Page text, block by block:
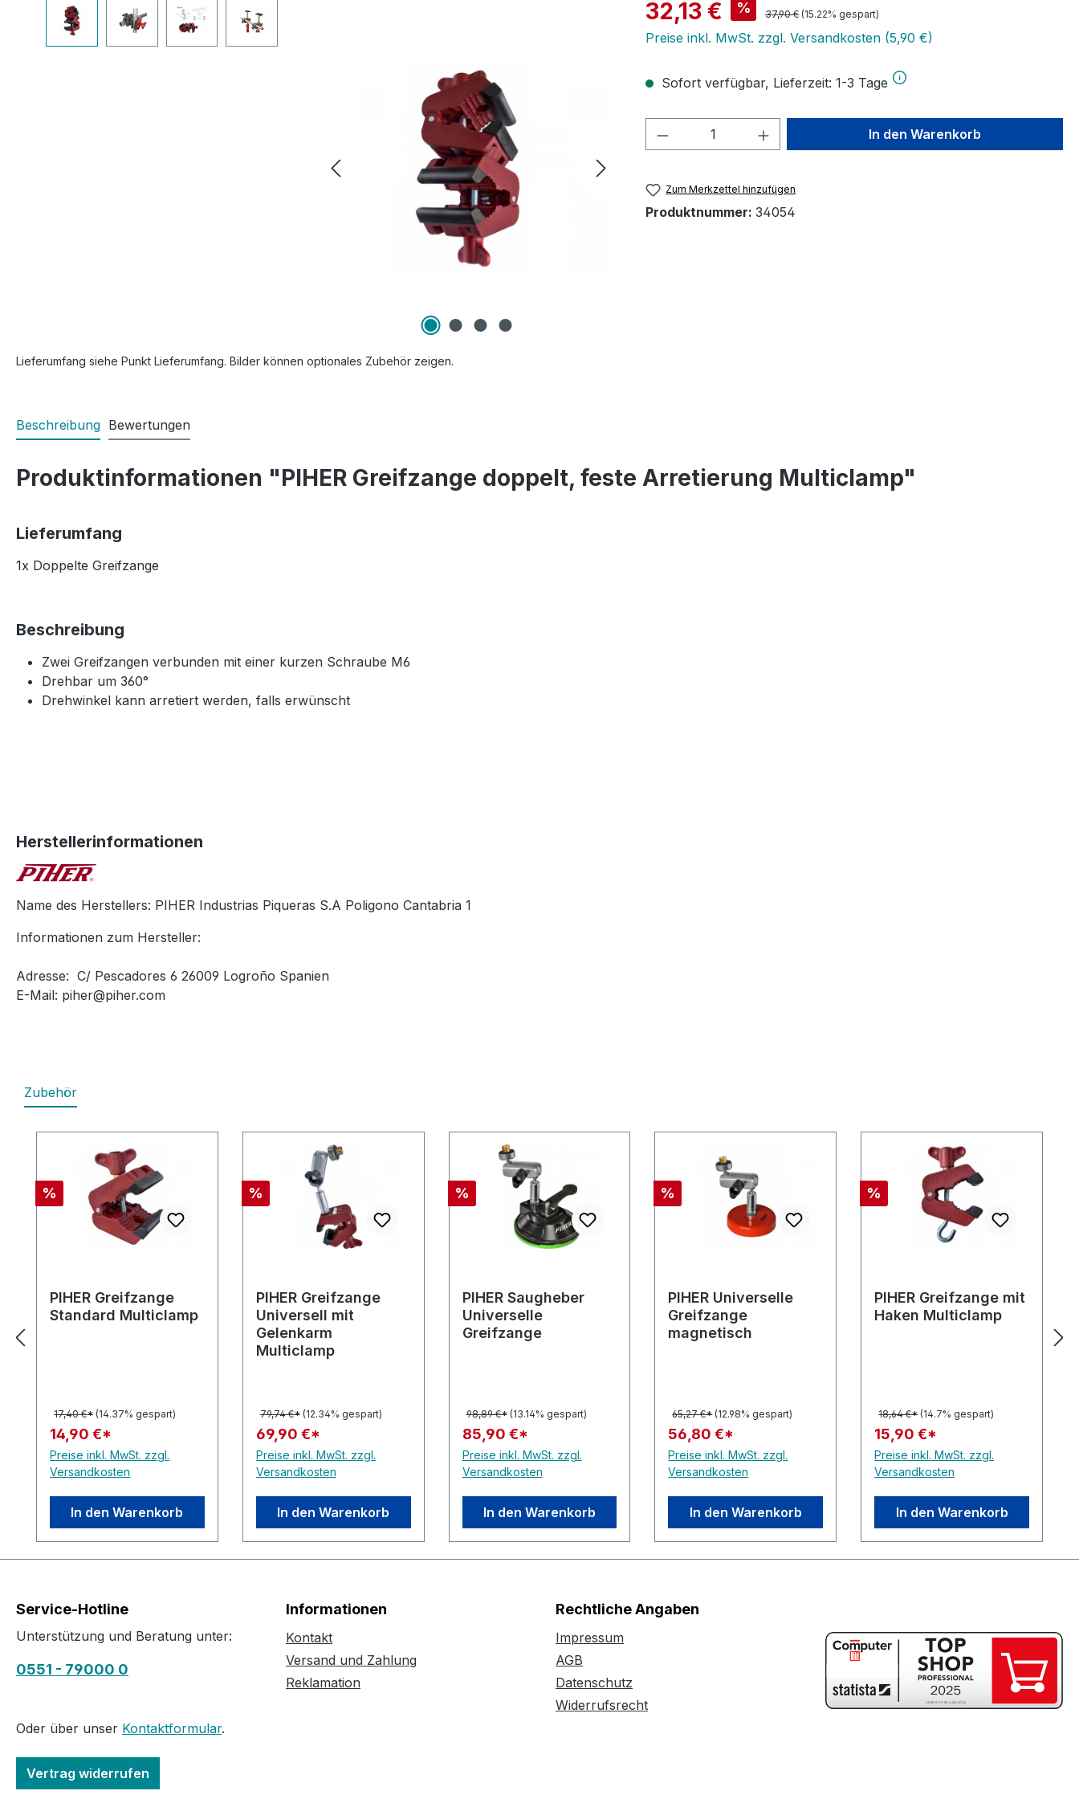
Lieferumfang siehe Punkt Lieferumfang. Bilder können optionales Zubehör zeigen.
Verkaufspreis:
32,13 € % Regulärer Preis:
37,90 € (15.22% gespart)
Preise inkl. MwSt. zzgl. Versandkosten (5,90 €)
Sofort verfügbar, Lieferzeit: 1-3 Tage
Produkt Anzahl: Gib den gewünschten Wert
In den Warenkorb
Zum Merkzettel hinzufügen
Produktnummer: 34054
Beschreibung Bewertungen
Produktinformationen "PIHER Greifzange doppelt, feste Arretierung Multiclamp"
Lieferumfang
1x Doppelte Greifzange
Beschreibung
Zwei Greifzangen verbunden mit einer kurzen Schraube M6
Drehbar um 360°
Drehwinkel kann arretiert werden, falls erwünscht
Herstellerinformationen
Name des Herstellers: PIHER Industrias Piqueras S.A Poligono Cantabria 1
Informationen zum Hersteller:
Adresse: C/ Pescadores 6 26009 Logroño Spanien
E-Mail: piher@piher.com
Zubehör
Rabatt
%
PIHER Greifzange
Standard Multiclamp
17,40 €* (14.37% gespart)
14,90 €*
Preise inkl. MwSt. zzgl.
Versandkosten
In den Warenkorb
Rabatt
%
PIHER Greifzange
Universell mit
Gelenkarm
Multiclamp
79,74 €* (12.34% gespart)
69,90 €*
Preise inkl. MwSt. zzgl.
Versandkosten
In den Warenkorb
Rabatt
%
PIHER Saugheber
Universelle
Greifzange
98,89 €* (13.14% gespart)
85,90 €*
Preise inkl. MwSt. zzgl.
Versandkosten
In den Warenkorb
Rabatt
%
PIHER Universelle
Greifzange
magnetisch
65,27 €* (12.98% gespart)
56,80 €*
Preise inkl. MwSt. zzgl.
Versandkosten
In den Warenkorb
Rabatt
%
PIHER Greifzange mit
Haken Multiclamp
18,64 €* (14.7% gespart)
15,90 €*
Preise inkl. MwSt. zzgl.
Versandkosten
In den Warenkorb
Service-Hotline
Unterstützung und Beratung unter:
0551 - 79000 0
Oder über unser Kontaktformular.
Vertrag widerrufen
Informationen
Kontakt
Versand und Zahlung
Reklamation
Rechtliche Angaben
Impressum
AGB
Datenschutz
Widerrufsrecht